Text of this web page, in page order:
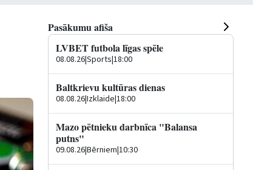
Pasākumu afiša
LVBET futbola līgas spēle
08.08.26|Sports|18:00
Baltkrievu kultūras dienas
08.08.26|Izklaide|18:00
Mazo pētnieku darbnīca "Balansa
putns"
09.08.26|Bērniem|10:30